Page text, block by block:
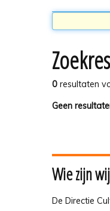
0 resultaten
Geen
Wie zijn
De Directie